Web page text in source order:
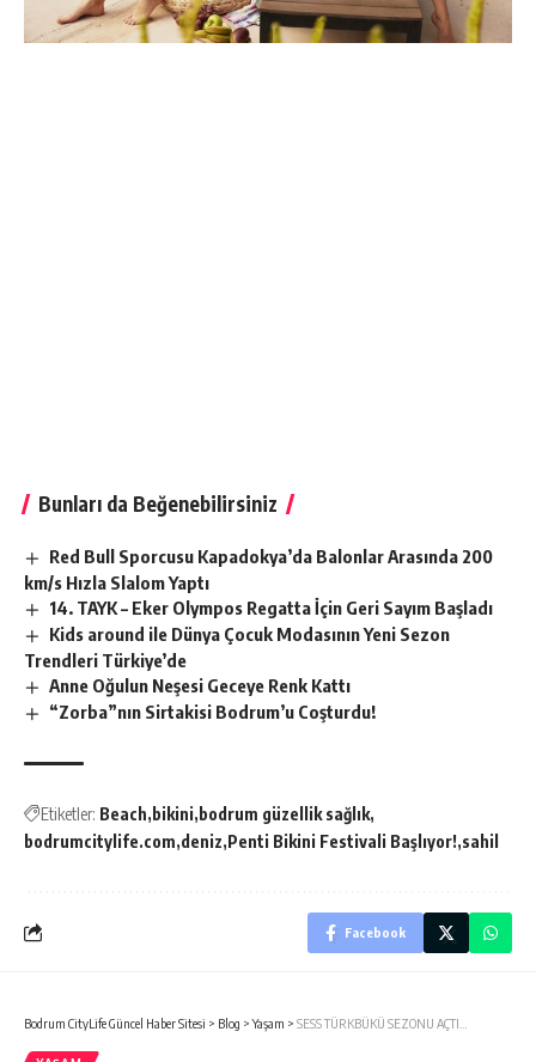
Bunları da Beğenebilirsiniz
Red Bull Sporcusu Kapadokya’da Balonlar Arasında 200
km/s Hızla Slalom Yaptı
14. TAYK – Eker Olympos Regatta İçin Geri Sayım Başladı
Kids around ile Dünya Çocuk Modasının Yeni Sezon
Trendleri Türkiye’de
Anne Oğulun Neşesi Geceye Renk Kattı
“Zorba”nın Sirtakisi Bodrum’u Coşturdu!
Etiketler: Beach bikini bodrum güzellik sağlık
bodrumcitylife.com deniz Penti Bikini Festivali Başlıyor! sahil
Facebook
Bodrum CityLife Güncel Haber Sitesi > Blog >Yaşam > SESS TÜRKBÜKÜ SEZONU AÇTI…